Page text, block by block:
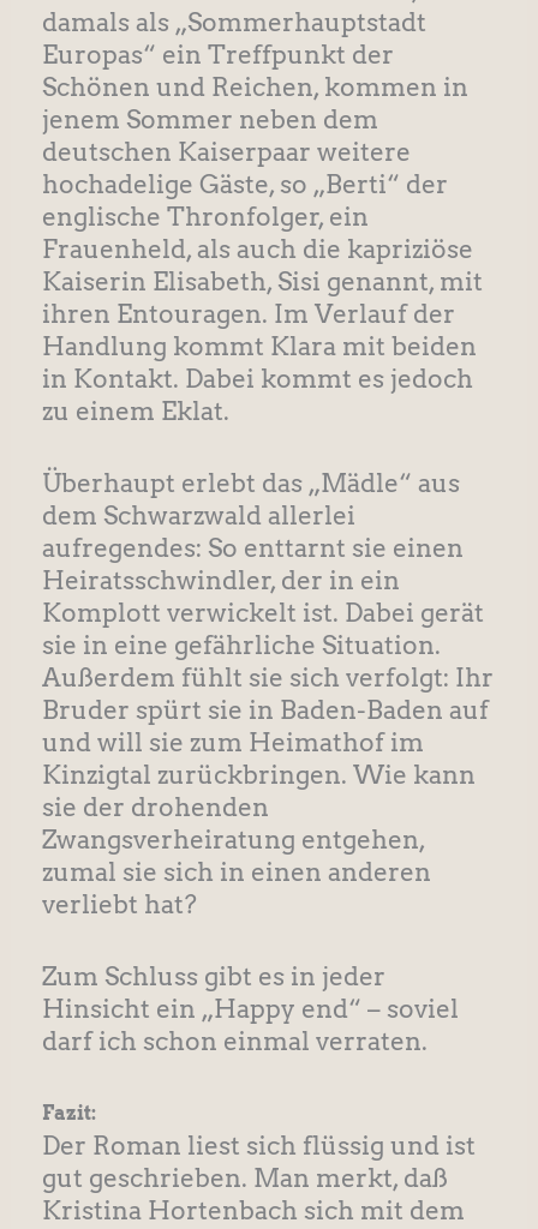
damals als „Sommerhauptstadt
Europas“ ein Treffpunkt der
Schönen und Reichen, kommen in
jenem Sommer neben dem
deutschen Kaiserpaar weitere
hochadelige Gäste, so „Berti“ der
englische Thronfolger, ein
Frauenheld, als auch die kapriziöse
Kaiserin Elisabeth, Sisi genannt, mit
ihren Entouragen. Im Verlauf der
Handlung kommt Klara mit beiden
in Kontakt. Dabei kommt es jedoch
zu einem Eklat.
Überhaupt erlebt das „Mädle“ aus
dem Schwarzwald allerlei
aufregendes: So enttarnt sie einen
Heiratsschwindler, der in ein
Komplott verwickelt ist. Dabei gerät
sie in eine gefährliche Situation.
Außerdem fühlt sie sich verfolgt: Ihr
Bruder spürt sie in Baden-Baden auf
und will sie zum Heimathof im
Kinzigtal zurückbringen. Wie kann
sie der drohenden
Zwangsverheiratung entgehen,
zumal sie sich in einen anderen
verliebt hat?
Zum Schluss gibt es in jeder
Hinsicht ein „Happy end“ – soviel
darf ich schon einmal verraten.
Fazit:
Der Roman liest sich flüssig und ist
gut geschrieben. Man merkt, daß
Kristina Hortenbach sich mit dem